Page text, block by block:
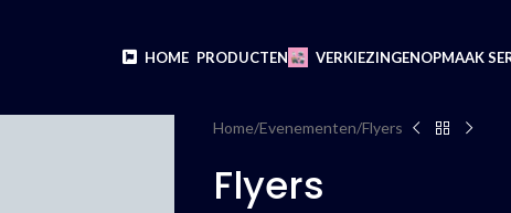
HOME PRODUCTEN VERKIEZINGENOPMAAK
Home Evenementen Flyers
Flyers